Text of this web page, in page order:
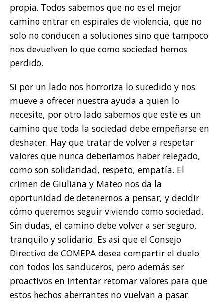
propia. Todos sabemos que no es el mejor
camino entrar en espirales de violencia, que no
solo no conducen a soluciones sino que tampoco
nos devuelven lo que como sociedad hemos
perdido.
Si por un lado nos horroriza lo sucedido y nos
mueve a ofrecer nuestra ayuda a quien lo
necesite, por otro lado sabemos que este es un
camino que toda la sociedad debe empeñarse en
deshacer. Hay que tratar de volver a respetar
valores que nunca deberíamos haber relegado,
como son solidaridad, respeto, empatía. El
crimen de Giuliana y Mateo nos da la
oportunidad de detenernos a pensar, y decidir
cómo queremos seguir viviendo como sociedad.
Sin dudas, el camino debe volver a ser seguro,
tranquilo y solidario. Es así que el Consejo
Directivo de COMEPA desea compartir el duelo
con todos los sanduceros, pero además ser
proactivos en intentar retomar valores para que
estos hechos aberrantes no vuelvan a pasar.